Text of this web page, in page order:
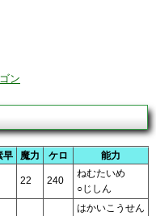
ン
早 魔力 ケロ 能力
22 240
ねむたいめ
○じしん
はかいこうせん